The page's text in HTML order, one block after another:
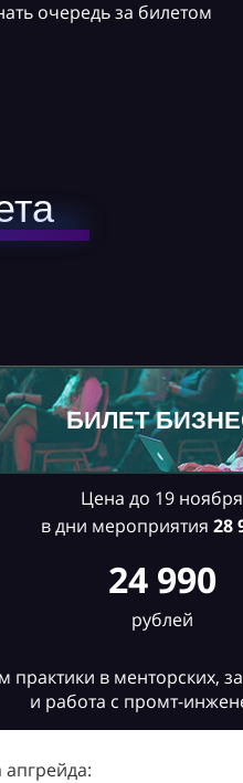
очередь за билетом
БИЛЕТ
Цена до 19 ноября
в дни мероприятия 28
24 990
рублей
практики в менторских,
и работа с промт-